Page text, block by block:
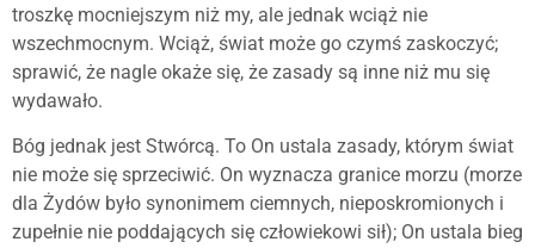
troszkę mocniejszym niż my, ale jednak wciąż nie
wszechmocnym. Wciąż, świat może go czymś zaskoczyć;
sprawić, że nagle okaże się, że zasady są inne niż mu się
wydawało.
Bóg jednak jest Stwórcą. To On ustala zasady, którym świat
nie może się sprzeciwić. On wyznacza granice morzu (morze
dla Żydów było synonimem ciemnych, nieposkromionych i
zupełnie nie poddających się człowiekowi sił); On ustala bieg